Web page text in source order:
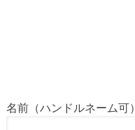
名前（ハンドルネーム可）